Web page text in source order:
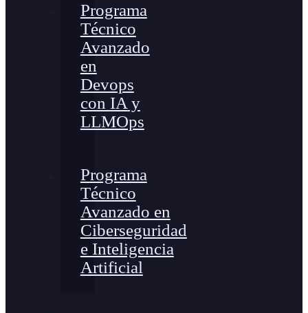
Programa
Técnico
Avanzado
en
Devops
con IA y
LLMOps
Programa
Técnico
Avanzado en
Ciberseguridad
e Inteligencia
Artificial